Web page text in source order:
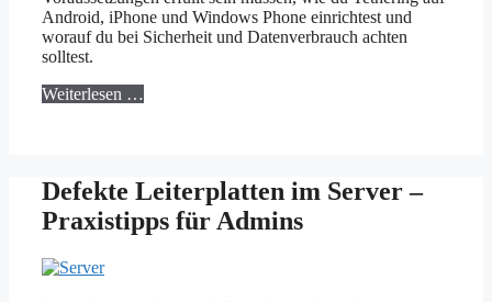
Android, iPhone und Windows Phone einrichtest und
worauf du bei Sicherheit und Datenverbrauch achten
solltest.
Weiterlesen …
Defekte Leiterplatten im Server –
Praxistipps für Admins